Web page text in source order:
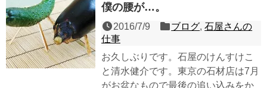
僕の腰が…。
2016/7/9 ブログ,石屋さんの
仕事
お久しぶりです。石屋のけんすけこ
と清水健介です。東京の石材店は7月
がお盆なもので最後の追い込みをか